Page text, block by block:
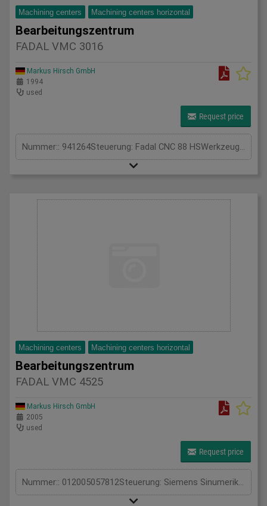
Machining centers Machining centers horizontal
Bearbeitungszentrum
FADAL VMC 3016
Markus Hirsch GmbH
1994
used
Request price
Nummer:: 941264Steuerung: Fadal CNC 88 HSWerkzeugwechsler: 21-fachAchsen: 3Sonstiges:: mit Späneaustrag
Machining centers Machining centers horizontal
Bearbeitungszentrum
FADAL VMC 4525
Markus Hirsch GmbH
2005
used
Request price